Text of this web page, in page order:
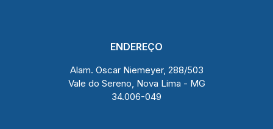
ENDEREÇO
Alam. Oscar Niemeyer, 288/503
Vale do Sereno, Nova Lima - MG
34.006-049